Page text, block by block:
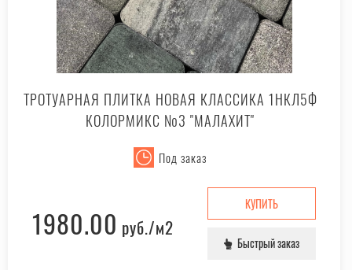
ТРОТУАРНАЯ ПЛИТКА НОВАЯ КЛАССИКА 1НКЛ5Ф
КОЛОРМИКС №3 "МАЛАХИТ"
Под заказ
1980.00 руб./м2
КУПИТЬ
Быстрый заказ